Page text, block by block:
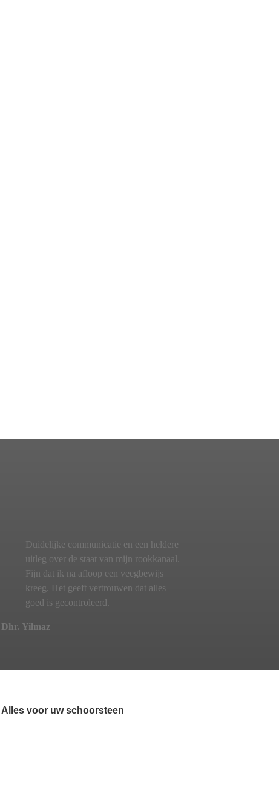
Duidelijke communicatie en een heldere
uitleg over de staat van mijn rookkanaal.
Fijn dat ik na afloop een veegbewijs
kreeg. Het geeft vertrouwen dat alles
goed is gecontroleerd.
Dhr. Yilmaz
Alles voor uw schoorsteen